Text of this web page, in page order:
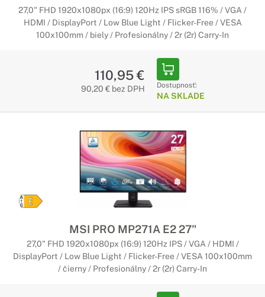
27,0" FHD 1920x1080px (16:9) 120Hz IPS sRGB 116% / VGA /
HDMI / DisplayPort / Low Blue Light / Flicker-Free / VESA
100x100mm / biely / Profesionálny / 2r (2r) Carry-In
110,95 €
90,20 € bez DPH Dostupnosť:
NA SKLADE
MSI PRO MP271A E2 27"
27,0" FHD 1920x1080px (16:9) 120Hz IPS / VGA / HDMI /
DisplayPort / Low Blue Light / Flicker-Free / VESA 100x100mm
/ čierny / Profesionálny / 2r (2r) Carry-In